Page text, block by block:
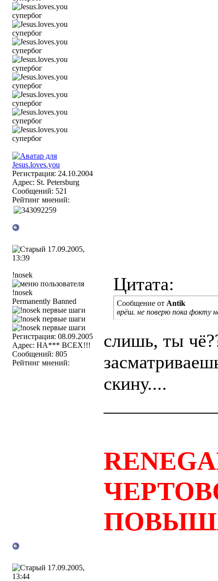
Регистрация: 24.10.2004
Адрес: St. Petersburg
Сообщений: 521
Рейтинг мнений:
17.09.2005,
13:39
!nosek
Permanently Banned
Регистрация: 08.09.2005
Адрес: НА*** ВСЕХ!!!
Сообщений: 805
Рейтинг мнений:
Цитата:
Сообщение от Antik
врёш. не поверю пока фокту
слишь, ты
скину....
17.09.2005,
13:44